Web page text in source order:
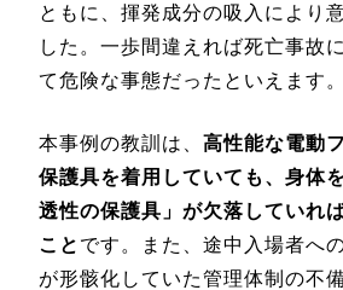
ともに、揮発成分の吸入により
した。一歩間違えれば死亡事故
て危険な事態だったといえます。
本事例の教訓は、 高性能な電動
保護具を着用していても、身体
透性の保護具」が欠落していれ
こと です。また、途中入場者へ
が形骸化していた管理体制の不